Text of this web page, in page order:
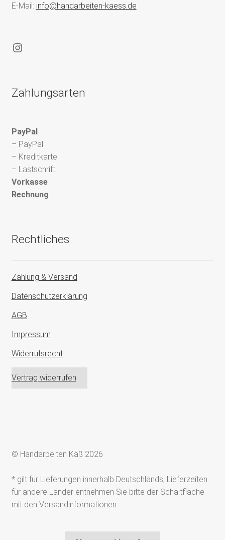
E-Mail: info@handarbeiten-kaess.de
Instagram
Zahlungsarten
PayPal
– PayPal
– Kreditkarte
– Lastschrift
Vorkasse
Rechnung
Rechtliches
Zahlung & Versand
Datenschutzerklärung
AGB
Impressum
Widerrufsrecht
Vertrag widerrufen
© Handarbeiten Käß 2026
* gilt für Lieferungen innerhalb Deutschlands, Lieferzeiten
für andere Länder entnehmen Sie bitte der Schaltfläche
mit den Versandinformationen.